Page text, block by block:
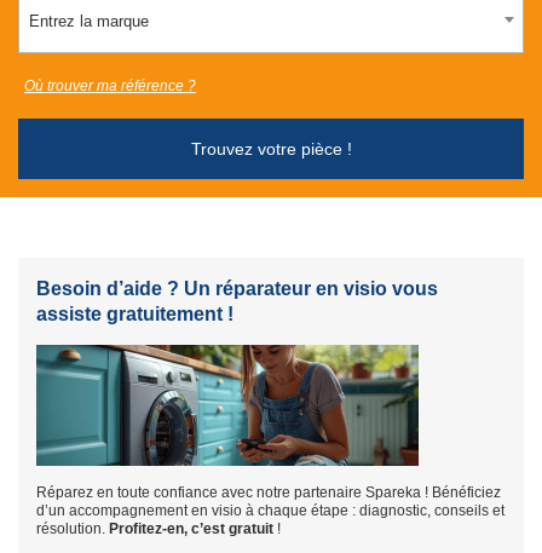
Entrez la marque
Trouvez votre pièce !
Où trouver ma référence ?
Besoin d’aide ? Un réparateur en visio vous
assiste gratuitement !
Réparez en toute confiance avec notre partenaire Spareka ! Bénéficiez
d’un accompagnement en visio à chaque étape : diagnostic, conseils et
résolution. Profitez-en, c’est gratuit !